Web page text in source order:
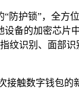
防护锁”，全方
备的加密芯片
纹识别、面部
接触数字钱包